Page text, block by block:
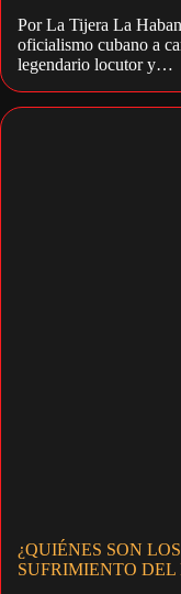
Por La Tijera La
oficialismo cubano a
legendario locutor y…
¿QUIÉNES SON
SUFRIMIENTO